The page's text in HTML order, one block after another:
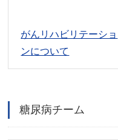
がんリハビリテーショ
ンについて
糖尿病チーム